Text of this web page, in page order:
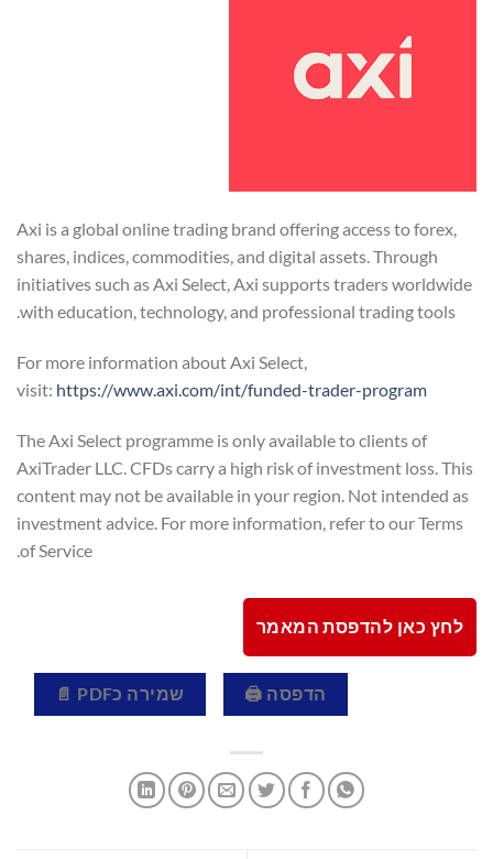
Axi is a global online trading brand offering access to forex,
shares, indices, commodities, and digital assets. Through
initiatives such as Axi Select, Axi supports traders worldwide
with education, technology, and professional trading tools.
For more information about Axi Select,
visit: https://www.axi.com/int/funded-trader-program
The Axi Select programme is only available to clients of
AxiTrader LLC. CFDs carry a high risk of investment loss. This
content may not be available in your region. Not intended as
investment advice. For more information, refer to our Terms
of Service.
לחץ כאן להדפסת המאמר
הדפסה 🖨 שמירה כPDF 📄